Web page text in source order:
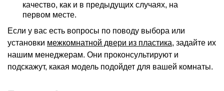
качество, как и в предыдущих случаях, на
первом месте.
Если у вас есть вопросы по поводу выбора или
установки межкомнатной двери из пластика, задайте их
нашим менеджерам. Они проконсультируют и
подскажут, какая модель подойдет для вашей комнаты.